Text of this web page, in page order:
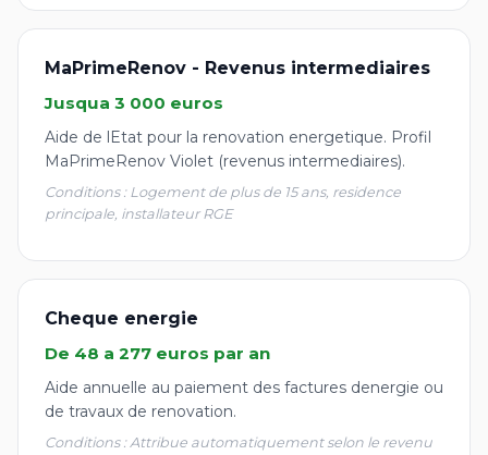
MaPrimeRenov - Revenus intermediaires
Jusqua 3 000 euros
Aide de lEtat pour la renovation energetique. Profil
MaPrimeRenov Violet (revenus intermediaires).
Conditions : Logement de plus de 15 ans, residence
principale, installateur RGE
Cheque energie
De 48 a 277 euros par an
Aide annuelle au paiement des factures denergie ou
de travaux de renovation.
Conditions : Attribue automatiquement selon le revenu